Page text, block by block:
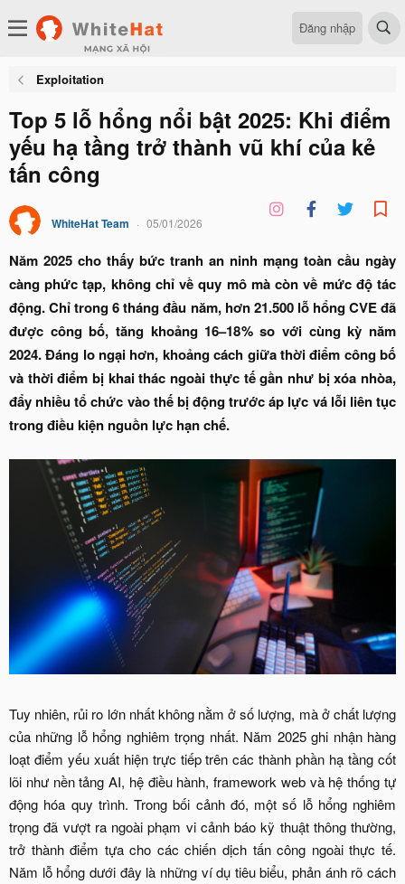
Đăng nhập
Exploitation
Top 5 lỗ hổng nổi bật 2025: Khi điểm
yếu hạ tầng trở thành vũ khí của kẻ
tấn công
WhiteHat Team 05/01/2026
Năm 2025 cho thấy bức tranh an ninh mạng toàn cầu ngày
càng phức tạp, không chỉ về quy mô mà còn về mức độ tác
động. Chỉ trong 6 tháng đầu năm, hơn 21.500 lỗ hổng CVE đã
được công bố, tăng khoảng 16–18% so với cùng kỳ năm
2024. Đáng lo ngại hơn, khoảng cách giữa thời điểm công bố
và thời điểm bị khai thác ngoài thực tế gần như bị xóa nhòa,
đẩy nhiều tổ chức vào thế bị động trước áp lực vá lỗi liên tục
trong điều kiện nguồn lực hạn chế.
Tuy nhiên, rủi ro lớn nhất không nằm ở số lượng, mà ở chất lượng
của những lỗ hổng nghiêm trọng nhất. Năm 2025 ghi nhận hàng
loạt điểm yếu xuất hiện trực tiếp trên các thành phần hạ tầng cốt
lõi như nền tảng AI, hệ điều hành, framework web và hệ thống tự
động hóa quy trình. Trong bối cảnh đó, một số lỗ hổng nghiêm
trọng đã vượt ra ngoài phạm vi cảnh báo kỹ thuật thông thường,
trở thành điểm tựa cho các chiến dịch tấn công ngoài thực tế.
Năm lỗ hổng dưới đây là những ví dụ tiêu biểu, phản ánh rõ cách